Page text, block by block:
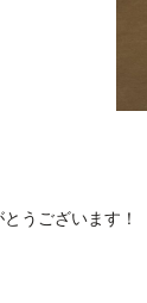
とうございます